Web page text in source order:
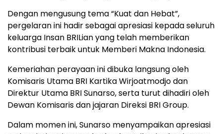
Dengan mengusung tema “Kuat dan Hebat”,
pergelaran ini hadir sebagai apresiasi kepada seluruh
keluarga Insan BRILian yang telah memberikan
kontribusi terbaik untuk Memberi Makna Indonesia.
Kemeriahan perayaan ini dibuka langsung oleh
Komisaris Utama BRI Kartika Wirjoatmodjo dan
Direktur Utama BRI Sunarso, serta turut dihadiri oleh
Dewan Komisaris dan jajaran Direksi BRI Group.
Dalam momen ini, Sunarso menyampaikan apresiasi